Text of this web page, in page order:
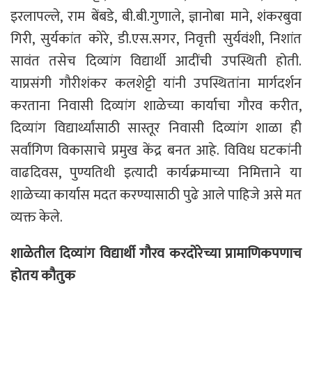
इरलापल्ले, राम बेंबडे, बी.बी.गुणाले, ज्ञानोबा माने, शंकरबुवा
गिरी, सुर्यकांत कोरे, डी.एस.सगर, निवृत्ती सुर्यवंशी, निशांत
सावंत तसेच दिव्यांग विद्यार्थी आदींची उपस्थिती होती.
याप्रसंगी गौरीशंकर कलशेट्टी यांनी उपस्थितांना मार्गदर्शन
करताना निवासी दिव्यांग शाळेच्या कार्याचा गौरव करीत,
दिव्यांग विद्यार्थ्यांसाठी सास्तूर निवासी दिव्यांग शाळा ही
सर्वांगिण विकासाचे प्रमुख केंद्र बनत आहे. विविध घटकांनी
वाढदिवस, पुण्यतिथी इत्यादी कार्यक्रमाच्या निमित्ताने या
शाळेच्या कार्यास मदत करण्यासाठी पुढे आले पाहिजे असे मत
व्यक्त केले.
शाळेतील दिव्यांग विद्यार्थी गौरव करदोरेच्या प्रामाणिकपणाच
होतय कौतुक